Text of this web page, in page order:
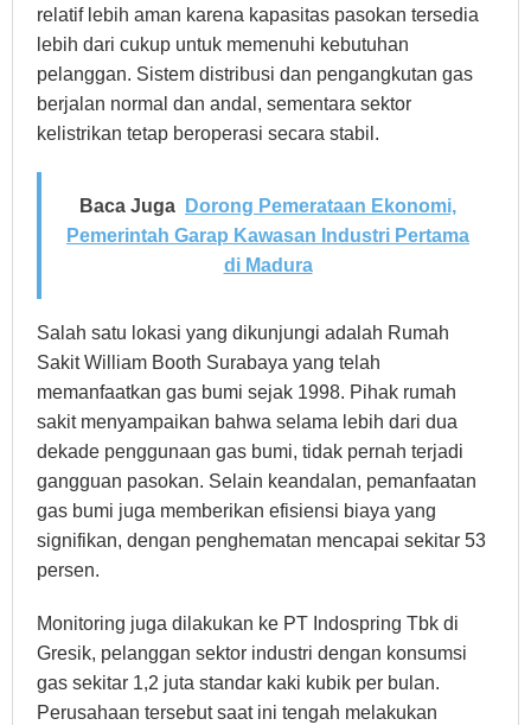
relatif lebih aman karena kapasitas pasokan tersedia
lebih dari cukup untuk memenuhi kebutuhan
pelanggan. Sistem distribusi dan pengangkutan gas
berjalan normal dan andal, sementara sektor
kelistrikan tetap beroperasi secara stabil.
Baca Juga
Dorong Pemerataan Ekonomi,
Pemerintah Garap Kawasan Industri Pertama
di Madura
Salah satu lokasi yang dikunjungi adalah Rumah
Sakit William Booth Surabaya yang telah
memanfaatkan gas bumi sejak 1998. Pihak rumah
sakit menyampaikan bahwa selama lebih dari dua
dekade penggunaan gas bumi, tidak pernah terjadi
gangguan pasokan. Selain keandalan, pemanfaatan
gas bumi juga memberikan efisiensi biaya yang
signifikan, dengan penghematan mencapai sekitar 53
persen.
Monitoring juga dilakukan ke PT Indospring Tbk di
Gresik, pelanggan sektor industri dengan konsumsi
gas sekitar 1,2 juta standar kaki kubik per bulan.
Perusahaan tersebut saat ini tengah melakukan